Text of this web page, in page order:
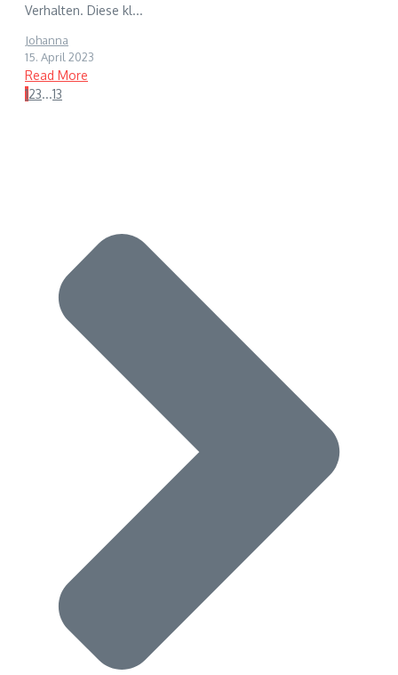
Verhalten. Diese kl...
Johanna
15. April 2023
Read More
123...13